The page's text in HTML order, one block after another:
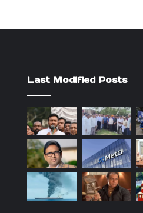
Last Modified Posts